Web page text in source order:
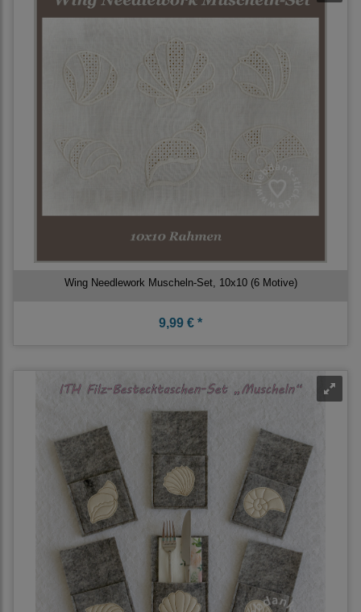
Wing Needlework Muscheln-Set, 10x10 (6 Motive)
9,99 € *